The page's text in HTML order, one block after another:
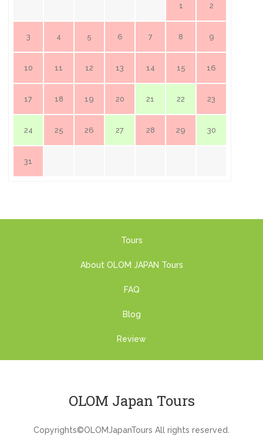
1 2
3 4 5 6 7 8 9
10 11 12 13 14 15 16
17 18 19 20 21 22 23
24 25 26 27 28 29 30
31
Tours
About OLOM JAPAN Tours
FAQ
Blog
Review
OLOM Japan Tours